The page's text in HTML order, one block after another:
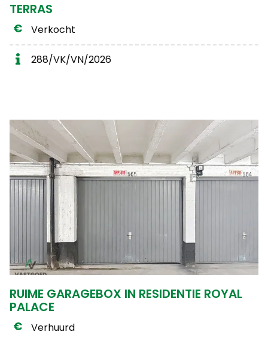
TERRAS
Verkocht
288/VK/VN/2026
RUIME GARAGEBOX IN RESIDENTIE ROYAL
PALACE
Verhuurd